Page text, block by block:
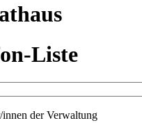
Liste
der Verwaltung